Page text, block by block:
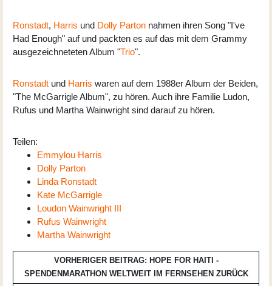
Ronstadt, Harris und Dolly Parton nahmen ihren Song "I've
Had Enough" auf und packten es auf das mit dem Grammy
ausgezeichneteten Album "Trio".
Ronstadt und Harris waren auf dem 1988er Album der Beiden,
"The McGarrigle Album", zu hören. Auch ihre Familie Ludon,
Rufus und Martha Wainwright sind darauf zu hören.
Teilen:
Emmylou Harris
Dolly Parton
Linda Ronstadt
Kate McGarrigle
Loudon Wainwright III
Rufus Wainwright
Martha Wainwright
VORHERIGER BEITRAG: HOPE FOR HAITI -
SPENDENMARATHON WELTWEIT IM FERNSEHEN ZURÜCK